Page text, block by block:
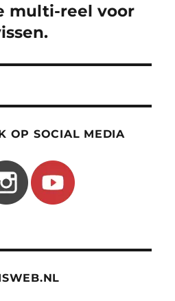
multi-reel voor
OP SOCIAL MEDIA